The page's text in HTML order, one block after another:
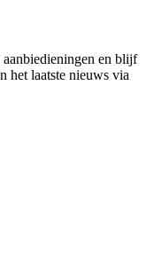
aanbiedieningen en blijf
het laatste nieuws via